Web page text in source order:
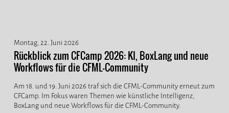
Montag, 22. Juni 2026
Rückblick zum CFCamp 2026: KI, BoxLang und neue
Workflows für die CFML-Community
Am 18. und 19. Juni 2026 traf sich die CFML-Community erneut zum
CFCamp. Im Fokus waren Themen wie künstliche Intelligenz,
BoxLang und neue Workflows für die CFML-Community.